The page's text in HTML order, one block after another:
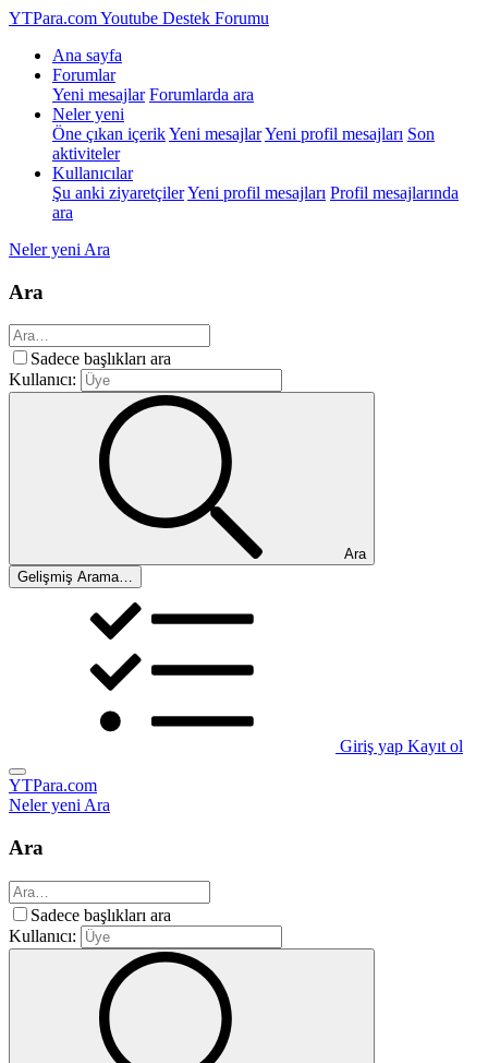
YTPara.comYoutube Destek Forumu
Ana sayfa
Forumlar
Yeni mesajlar Forumlarda ara
Neler yeni
Öne çıkan içerikYeni mesajlarYeni profil mesajları Son
aktiviteler
Kullanıcılar
Şu anki ziyaretçilerYeni profil mesajları Profil mesajlarında
ara
Neler yeni Ara
Ara
Sadece başlıkları ara
Kullanıcı:
Ara
Gelişmiş Arama…
Giriş yap Kayıt ol
YTPara.com
Neler yeniAra
Ara
Sadece başlıkları ara
Kullanıcı: